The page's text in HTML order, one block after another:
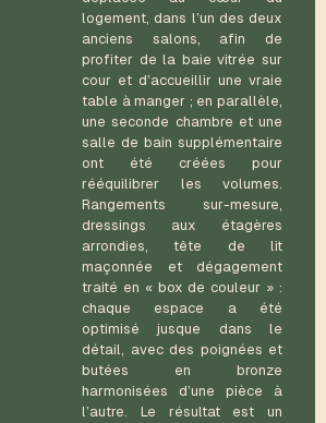
logement, dans l’un des deux
anciens salons, afin de
profiter de la baie vitrée sur
cour et d’accueillir une vraie
table à manger ; en parallèle,
une seconde chambre et une
salle de bain supplémentaire
ont été créées pour
rééquilibrer les volumes.
Rangements sur-mesure,
dressings aux étagères
arrondies, tête de lit
maçonnée et dégagement
traité en « box de couleur » :
chaque espace a été
optimisé jusque dans le
détail, avec des poignées et
butées en bronze
harmonisées d’une pièce à
l’autre. Le résultat est un